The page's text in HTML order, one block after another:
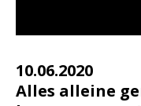
10.06.2020
Alles alleine